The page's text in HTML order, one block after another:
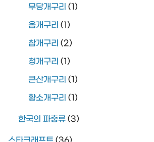
무당개구리 (1)
옴개구리 (1)
참개구리 (2)
청개구리 (1)
큰산개구리 (1)
황소개구리 (1)
한국의 파충류 (3)